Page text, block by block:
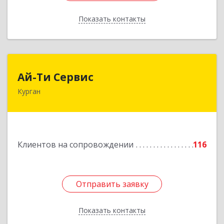
Показать контакты
Назад
Ай-Ти Сервис
Курган
Клиентов на сопровождении 116
Отправить заявку
Показать контакты
Отправить заявку
Назад